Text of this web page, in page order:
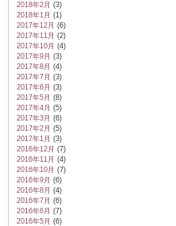
2018年2月 (3)
2018年1月 (1)
2017年12月 (6)
2017年11月 (2)
2017年10月 (4)
2017年9月 (3)
2017年8月 (4)
2017年7月 (3)
2017年6月 (3)
2017年5月 (8)
2017年4月 (5)
2017年3月 (6)
2017年2月 (5)
2017年1月 (3)
2016年12月 (7)
2016年11月 (4)
2016年10月 (7)
2016年9月 (6)
2016年8月 (4)
2016年7月 (6)
2016年6月 (7)
2016年5月 (6)